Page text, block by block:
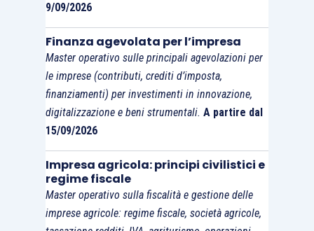
9/09/2026
Finanza agevolata per l’impresa
Master operativo sulle principali agevolazioni per
le imprese (contributi, crediti d’imposta,
finanziamenti) per investimenti in innovazione,
digitalizzazione e beni strumentali. A partire dal
15/09/2026
Impresa agricola: principi civilistici e
regime fiscale
Master operativo sulla fiscalità e gestione delle
imprese agricole: regime fiscale, società agricole,